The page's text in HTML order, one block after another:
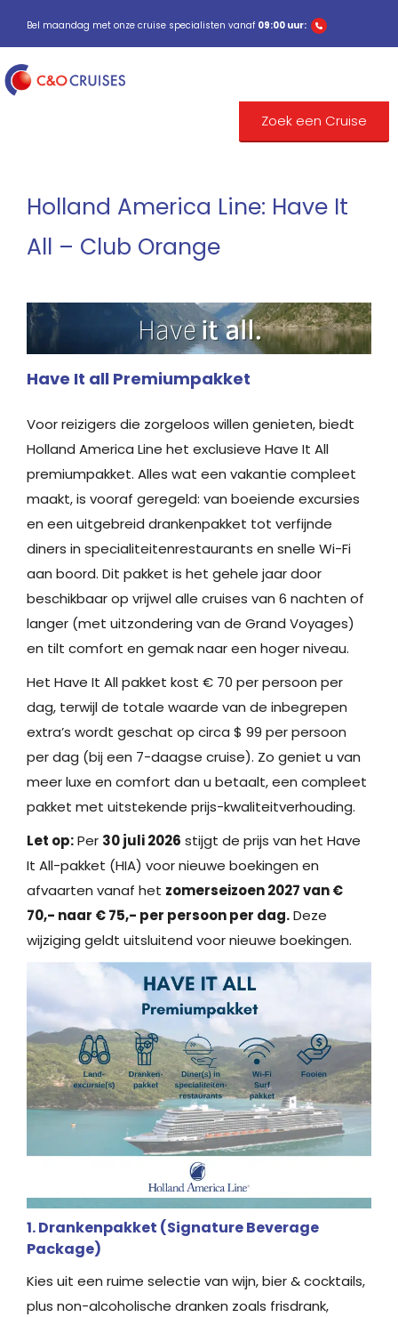
Bel maandag met onze cruise specialisten vanaf 09:00 uur:
Zoek een Cruise
Holland America Line: Have It
All – Club Orange
Have It all Premiumpakket
Voor reizigers die zorgeloos willen genieten, biedt
Holland America Line het exclusieve Have It All
premiumpakket. Alles wat een vakantie compleet
maakt, is vooraf geregeld: van boeiende excursies
en een uitgebreid drankenpakket tot verfijnde
diners in specialiteitenrestaurants en snelle Wi-Fi
aan boord. Dit pakket is het gehele jaar door
beschikbaar op vrijwel alle cruises van 6 nachten of
langer (met uitzondering van de Grand Voyages)
en tilt comfort en gemak naar een hoger niveau.
Het Have It All pakket kost € 70 per persoon per
dag, terwijl de totale waarde van de inbegrepen
extra’s wordt geschat op circa $ 99 per persoon
per dag (bij een 7-daagse cruise). Zo geniet u van
meer luxe en comfort dan u betaalt, een compleet
pakket met uitstekende prijs-kwaliteitverhouding.
Let op:Per 30 juli 2026 stijgt de prijs van het Have
It All-pakket (HIA) voor nieuwe boekingen en
afvaarten vanaf het zomerseizoen 2027 van €
70,- naar € 75,- per persoon per dag.Deze
wijziging geldt uitsluitend voor nieuwe boekingen.
1. Drankenpakket (Signature Beverage
Package)
Kies uit een ruime selectie van wijn, bier & cocktails,
plus non-alcoholische dranken zoals frisdrank,